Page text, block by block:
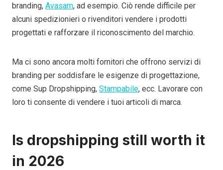
branding, Avasam, ad esempio. Ciò rende difficile per
alcuni spedizionieri o rivenditori vendere i prodotti
progettati e rafforzare il riconoscimento del marchio.
Ma ci sono ancora molti fornitori che offrono servizi di
branding per soddisfare le esigenze di progettazione,
come Sup Dropshipping, Stampabile, ecc. Lavorare con
loro ti consente di vendere i tuoi articoli di marca.
Is dropshipping still worth it
in 2026